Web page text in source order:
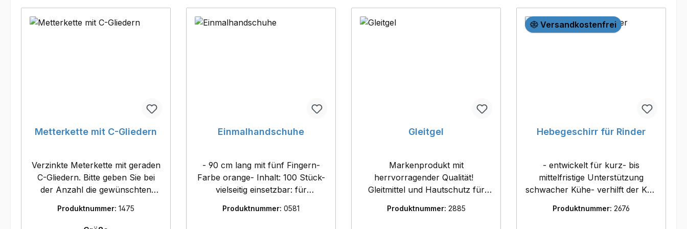
Metterkette mit C-Gliedern
Verzinkte Meterkette mit geraden
C-Gliedern. Bitte geben Sie bei
der Anzahl die gewünschten
Metern.) In verschiedenen
Varianten verfügbar. 1 Bund =
Produktnummer: 1475
Einmalhandschuhe
- 90 cm lang mit fünf Fingern-
Farbe orange- Inhalt: 100 Stück-
vielseitig einsetzbar: für
als Tankhandschuh verwendbar
Produktnummer: 0581
Gleitgel
Markenprodukt mit
herrvorragender Qualität!
Gleitmittel und Hautschutz für
Vaginaluntersuchungen.Inhalt:
Produktnummer: 2885
Versandkostenfrei
Hebegeschirr für Rinder
- entwickelt für kurz- bis
mittelfristige Unterstützung
schwacher Kühe- verhilft der Kuh
fördert die Blutzirkulation-
Produktnummer: 2676